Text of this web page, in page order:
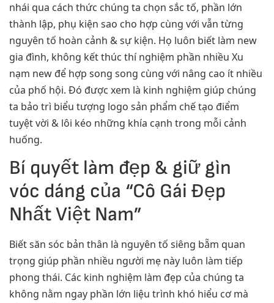
nhái qua cách thức chúng ta chọn sắc tố, phần lớn
thành lập, phụ kiện sao cho hợp cùng với vẫn từng
nguyên tố hoàn cảnh & sự kiện. Họ luôn biết làm new
gia đình, không kết thúc thí nghiệm phần nhiều Xu
nạm new để hợp song song cùng với nâng cao ít nhiều
của phố hội. Đó được xem là kinh nghiệm giúp chúng
ta bảo trì biểu tượng logo sản phẩm chế tạo điểm
tuyệt vời & lôi kéo những khía cạnh trong mỗi cảnh
huống.
Bí quyết làm đẹp & giữ gìn
vóc dáng của “Cô Gái Đẹp
Nhất Việt Nam”
Biết săn sóc bản thân là nguyên tố siêng bẵm quan
trọng giúp phần nhiều người mẹ này luôn làm tiếp
phong thái. Các kinh nghiệm làm đẹp của chúng ta
không nằm ngay phần lớn liệu trình khó hiểu cơ mà